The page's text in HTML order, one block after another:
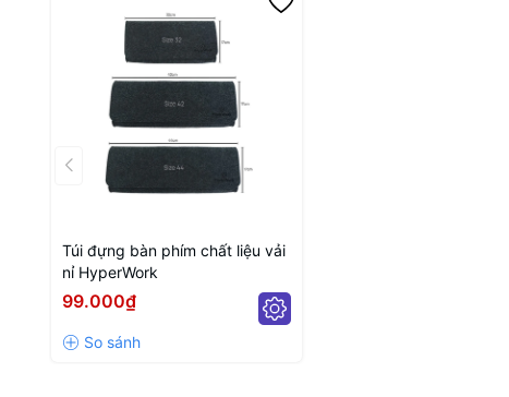
Túi đựng bàn phím chất liệu vải
nỉ HyperWork
99.000₫